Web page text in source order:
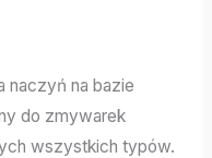
naczyń na bazie
do zmywarek
wszystkich typów.